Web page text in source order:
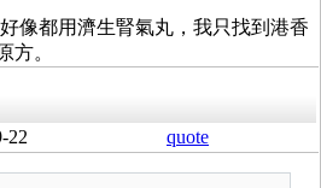
像都用濟生腎氣丸，我只找到港香
方。
22 quote